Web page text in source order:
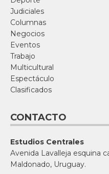
Judiciales
Columnas
Negocios
Eventos
Trabajo
Multicultural
Espectáculo
Clasificados
CONTACTO
Estudios Centrales
Avenida Lavalleja esquina
Maldonado, Uruguay.